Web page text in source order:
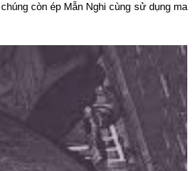
còn ép Mẫn Nghi cùng sử dụng ma